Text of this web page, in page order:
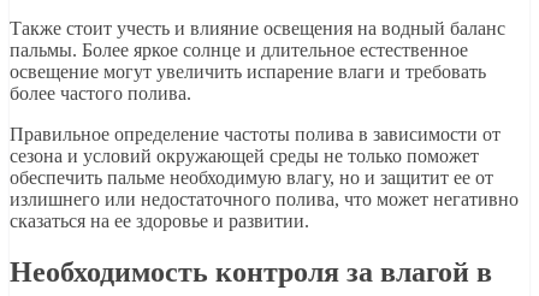
Также стоит учесть и влияние освещения на водный баланс
пальмы. Более яркое солнце и длительное естественное
освещение могут увеличить испарение влаги и требовать
более частого полива.
Правильное определение частоты полива в зависимости от
сезона и условий окружающей среды не только поможет
обеспечить пальме необходимую влагу, но и защитит ее от
излишнего или недостаточного полива, что может негативно
сказаться на ее здоровье и развитии.
Необходимость контроля за влагой в